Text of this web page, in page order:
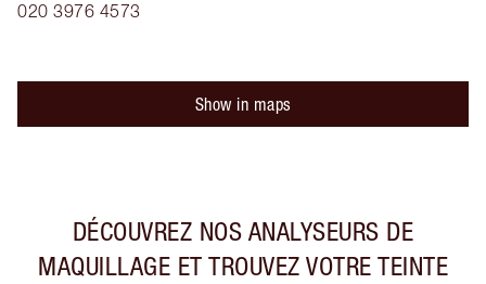
020 3976 4573
Show in maps
DÉCOUVREZ NOS ANALYSEURS DE
MAQUILLAGE ET TROUVEZ VOTRE TEINTE